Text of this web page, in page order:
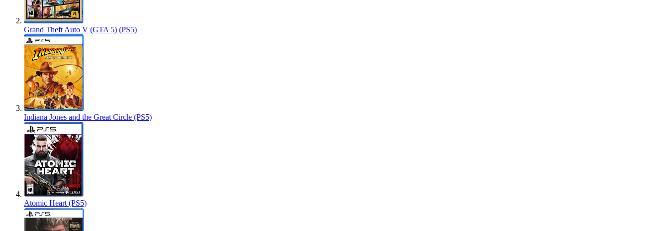
Grand Theft Auto V (GTA 5) (PS5)
Indiana Jones and the Great Circle (PS5)
Atomic Heart (PS5)